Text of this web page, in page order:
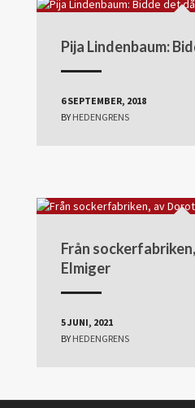
Pija Lindenbaum:
6 SEPTEMBER, 2018
BY HEDENGRENS
Från
Elmiger
5 JUNI, 2021
BY HEDENGRENS